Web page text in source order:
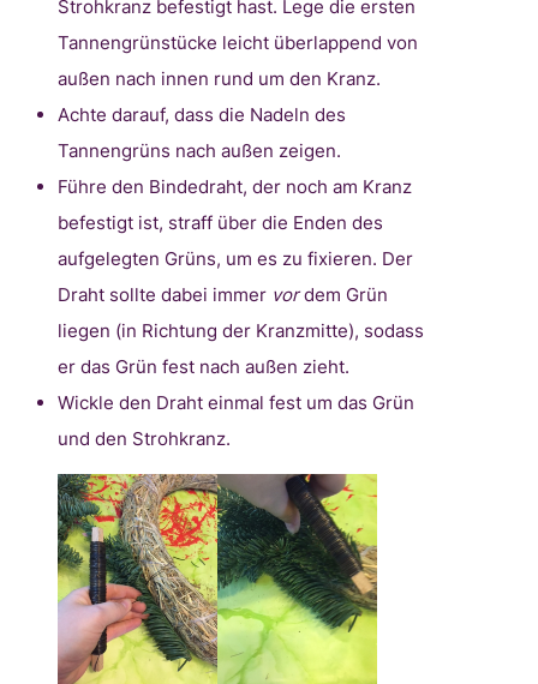
Strohkranz befestigt hast. Lege die ersten
Tannengrünstücke leicht überlappend von
außen nach innen rund um den Kranz.
Achte darauf, dass die Nadeln des
Tannengrüns nach außen zeigen.
Führe den Bindedraht, der noch am Kranz
befestigt ist, straff über die Enden des
aufgelegten Grüns, um es zu fixieren. Der
Draht sollte dabei immer vordem Grün
liegen (in Richtung der Kranzmitte), sodass
er das Grün fest nach außen zieht.
Wickle den Draht einmal fest um das Grün
und den Strohkranz.